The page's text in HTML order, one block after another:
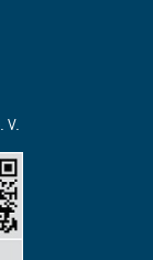
V.